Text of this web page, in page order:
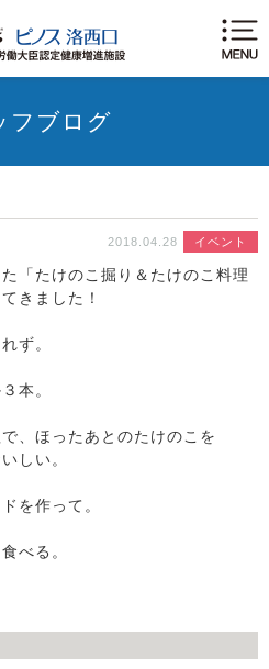
フブログ
2018.04.28 イベント
「たけのこ掘り＆たけのこ料理
きました！
ず。
本。
、ほったあとのたけのこを
しい。
を作って。
べる。